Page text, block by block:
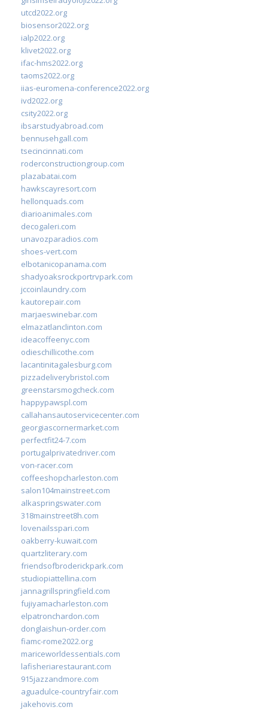
utcd2022.org
biosensor2022.org
ialp2022.org
klivet2022.org
ifac-hms2022.org
taoms2022.org
iias-euromena-conference2022.org
ivd2022.org
csity2022.org
ibsarstudyabroad.com
bennusehgall.com
tsecincinnati.com
roderconstructiongroup.com
plazabatai.com
hawkscayresort.com
hellonquads.com
diarioanimales.com
decogaleri.com
unavozparadios.com
shoes-vert.com
elbotanicopanama.com
shadyoaksrockportrvpark.com
jccoinlaundry.com
kautorepair.com
marjaeswinebar.com
elmazatlanclinton.com
ideacoffeenyc.com
odieschillicothe.com
lacantinitagalesburg.com
pizzadeliverybristol.com
greenstarsmogcheck.com
happypawspl.com
callahansautoservicecenter.com
georgiascornermarket.com
perfectfit24-7.com
portugalprivatedriver.com
von-racer.com
coffeeshopcharleston.com
salon104mainstreet.com
alkaspringswater.com
318mainstreet8h.com
lovenailsspari.com
oakberry-kuwait.com
quartzliterary.com
friendsofbroderickpark.com
studiopiattellina.com
jannagrillspringfield.com
fujiyamacharleston.com
elpatronchardon.com
donglaishun-order.com
fiamc-rome2022.org
mariceworldessentials.com
lafisheriarestaurant.com
915jazzandmore.com
aguadulce-countryfair.com
jakehovis.com